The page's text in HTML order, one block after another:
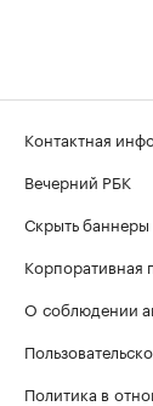
Контактная
Вечерний РБК
Скрыть
Корпоративная
О соблюдении
Политика в